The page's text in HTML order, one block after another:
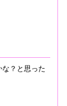
？と思った